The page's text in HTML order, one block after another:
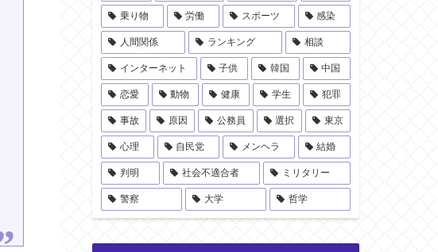
乗り物 労働 スポーツ 感染
人間関係 ランキング 相談
インターネット 子供 韓国 中国
恋愛 動物 健康 学生 犯罪
事故 原因 公務員 選択 東京
心理 自民党 メンヘラ 結婚
判明 社会不適合者 ミリタリー
警察 大学 哲学